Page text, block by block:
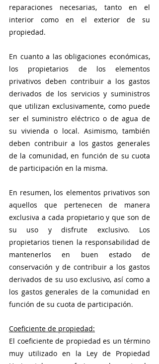
reparaciones necesarias, tanto en el
interior como en el exterior de su
propiedad.
En cuanto a las obligaciones económicas,
los propietarios de los elementos
privativos deben contribuir a los gastos
derivados de los servicios y suministros
que utilizan exclusivamente, como puede
ser el suministro eléctrico o de agua de
su vivienda o local. Asimismo, también
deben contribuir a los gastos generales
de la comunidad, en función de su cuota
de participación en la misma.
En resumen, los elementos privativos son
aquellos que pertenecen de manera
exclusiva a cada propietario y que son de
su uso y disfrute exclusivo. Los
propietarios tienen la responsabilidad de
mantenerlos en buen estado de
conservación y de contribuir a los gastos
derivados de su uso exclusivo, así como a
los gastos generales de la comunidad en
función de su cuota de participación.
Coeficiente de propiedad:
El coeficiente de propiedad es un término
muy utilizado en la Ley de Propiedad